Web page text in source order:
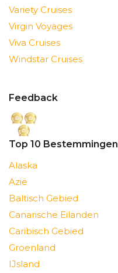
Variety Cruises
Virgin Voyages
Viva Cruises
Windstar Cruises
Feedback
Top 10 Bestemmingen
Alaska
Azië
Baltisch Gebied
Canarische Eilanden
Caribisch Gebied
Groenland
IJsland